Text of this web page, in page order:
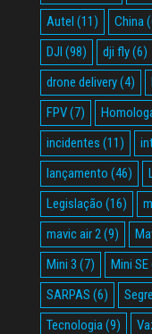
Autel (11) China
DJI (98) dji fly(6)
drone delivery(4)
FPV(7)
incidentes (11)
lançamento (46)
Legislação (16)
mavic air 2(9)
Mini 3 (7) Mini SE
SARPAS (6)
Tecnologia(9)